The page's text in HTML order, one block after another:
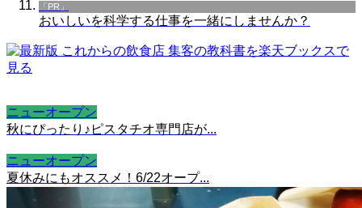
「PR」
おいしいを科学する仕事を一緒にしませんか？
ニューオープン
秋にぴったり♪ピスタチオ専門店が...
ニューオープン
夏休みにもオススメ！6/22オープ...